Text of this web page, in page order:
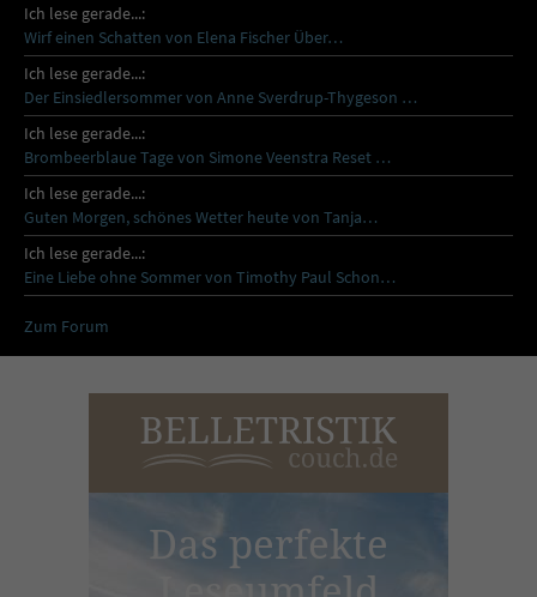
Ich lese gerade...:
Wirf einen Schatten von Elena Fischer Über…
Ich lese gerade...:
Der Einsiedlersommer von Anne Sverdrup-Thygeson …
Ich lese gerade...:
Brombeerblaue Tage von Simone Veenstra Reset …
Ich lese gerade...:
Guten Morgen, schönes Wetter heute von Tanja…
Ich lese gerade...:
Eine Liebe ohne Sommer von Timothy Paul Schon…
Zum Forum
Das perfekte